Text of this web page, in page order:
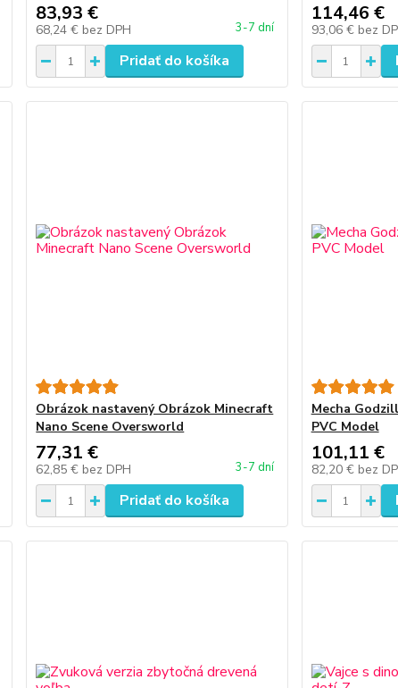
83,93 €
68,24 € bez DPH 3-7 dní
Pridať do košíka
114,46 €
93,06 € bez
Obrázok nastavený Obrázok Minecraft
Nano Scene Oversworld
77,31 €
62,85 € bez DPH 3-7 dní
Pridať do košíka
Mecha
PVC Model
101,11 €
82,20 € bez